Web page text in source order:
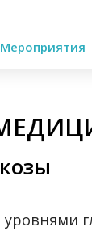
Мероприятия
уровнями